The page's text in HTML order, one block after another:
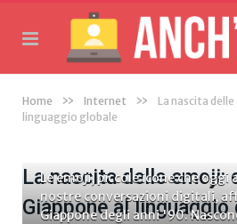
Home » Internet »
La nascita delle
linguaggio globale
La nascita delle emoji:
Giappone al linguaggio
Le emoji, piccole icone che oggi
nostre conversazioni digitali,
Giappone degli anni '90.